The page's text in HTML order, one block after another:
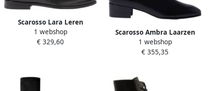
Scarosso Lara Leren
Jodhpur Laarzen Zwart
Dames
1 webshop
€ 329,60
Scarosso Ambra Laarzen
Zwart Dames
1 webshop
€ 355,35